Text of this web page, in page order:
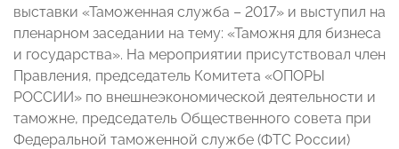
выставки «Таможенная служба – 2017» и выступил на
пленарном заседании на тему: «Таможня для бизнеса
и государства». На мероприятии присутствовал член
Правления, председатель Комитета «ОПОРЫ
РОССИИ» по внешнеэкономической деятельности и
таможне, председатель Общественного совета при
Федеральной таможенной службе (ФТС России)